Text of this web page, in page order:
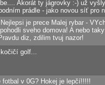
Akorát ty jágrovky :-) už
prádle - jako novou síť pro
je prece Malej rybar -
sveho domova! A nebo
diz, zdilim tvuj nazor!
golf...
fotbal v 0G? Hokej je lepčí!!!!!